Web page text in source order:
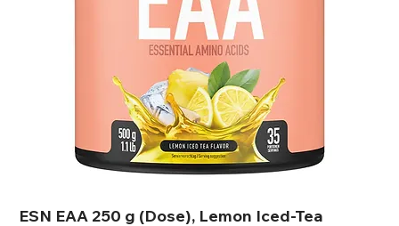
ESN EAA 250 g (Dose), Lemon Iced-Tea